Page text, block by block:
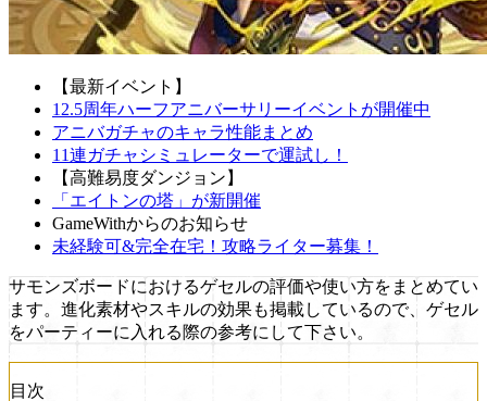
【最新イベント】
12.5周年ハーフアニバーサリーイベントが開催中
アニバガチャのキャラ性能まとめ
11連ガチャシミュレーターで運試し！
【高難易度ダンジョン】
「エイトンの塔」が新開催
GameWithからのお知らせ
未経験可&完全在宅！攻略ライター募集！
サモンズボードにおけるゲセルの評価や使い方をまとめてい
ます。進化素材やスキルの効果も掲載しているので、ゲセル
をパーティーに入れる際の参考にして下さい。
目次